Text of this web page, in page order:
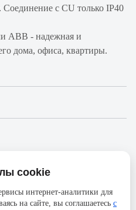
с CU только IP40
ABB - надежная и
дома, офиса, квартиры.
S803S
, чтобы иметь
могут отличаться от реального
АйДистрибьют не несёт
текущей модели товаров фотографиям,
cookie
интернет-аналитики для
на сайте, вы соглашаетесь с